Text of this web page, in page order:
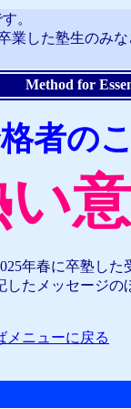
。
業した塾生のみ
Method for
者の
い
年春に卒塾した
たメッセージの
メニューに戻る